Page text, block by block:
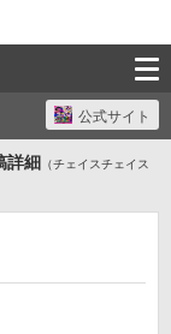
公式サイト
詳細 （チェイスチェイス